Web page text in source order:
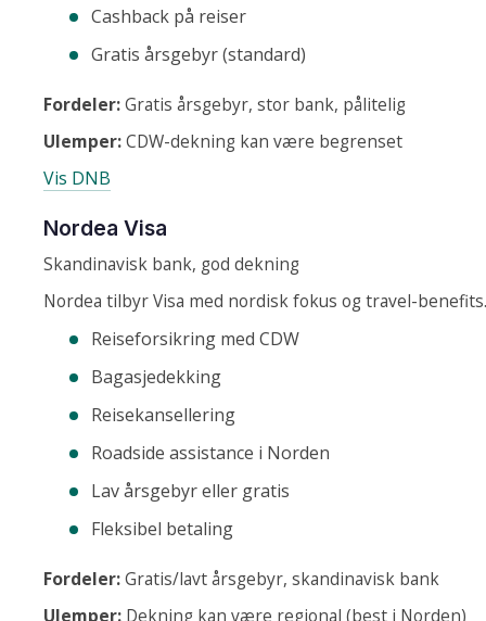
Cashback på reiser
Gratis årsgebyr (standard)
Fordeler:Gratis årsgebyr, stor bank, pålitelig
Ulemper:CDW-dekning kan være begrenset
Vis DNB
Nordea Visa
Skandinavisk bank, god dekning
Nordea tilbyr Visa med nordisk fokus og travel-benefits.
Reiseforsikring med CDW
Bagasjedekking
Reisekansellering
Roadside assistance i Norden
Lav årsgebyr eller gratis
Fleksibel betaling
Fordeler:Gratis/lavt årsgebyr, skandinavisk bank
Ulemper: Dekning kan være regional (best i Norden)